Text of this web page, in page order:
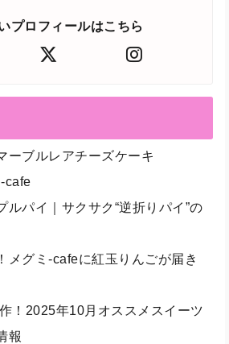
プロフィールはこちら
ーブルレアチーズケーキ
cafe
ルパイ｜サクサク“逆折りパイ”の
メグミ-cafeに紅玉りんごが届き
！2025年10月オススメスイーツ
報